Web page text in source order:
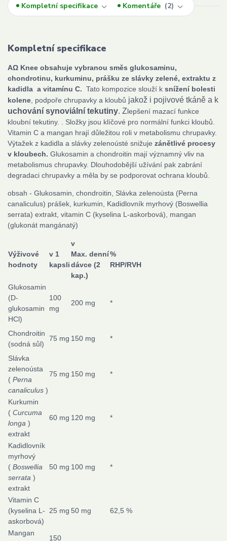
Kompletní specifikace Komentáře 2
Kompletní specifikace
AΩ Knee obsahuje vybranou směs glukosaminu,
chondrotinu, kurkuminu, prášku ze slávky zelené, extraktu z
kadidla a vitamínu C. Tato kompozice slouží k snížení bolesti
kolene , podpoře chrupavky a kloubů jakož i pojivové tkáně a k
uchování synoviální tekutiny. Zlepšení mazací funkce
kloubní tekutiny. . Složky jsou klíčové pro normální funkci kloubů.
Vitamin C a mangan hrají důležitou roli v metabolismu chrupavky.
Výtažek z kadidla a slávky zelenoústé snižuje zánětlivé procesy
v kloubech. Glukosamin a chondroitin mají významný vliv na
metabolismus chrupavky. Dlouhodobější užívání pak zabrání
degradaci chrupavky a měla by se podporovat ochrana kloubů.
obsah - Glukosamin, chondroitin, Slávka zelenoústa (Perna
canaliculus) prášek, kurkumin, Kadidlovník myrhový (Boswellia
serrata) extrakt, vitamin C (kyselina L-askorbová), mangan
(glukonát mangánatý)
Výživové
hodnoty
v 1
kapsli
v
Max. denní
dávce (2
kap.)
%
RHP/RVH
Glukosamin
(D-
glukosamin
HCl)
100
mg
200 mg *
Chondroitin
(sodná sůl)
75 mg 150 mg *
Slávka
zelenoústa
( Perna
canaliculus )
75 mg 150 mg *
Kurkumin
( Curcuma
longa )
extrakt
60 mg 120 mg *
Kadidlovník
myrhový
( Boswellia
serrata )
extrakt
50 mg 100 mg *
Vitamin C
(kyselina L-
askorbová)
25 mg 50 mg 62,5 %
Mangan
150